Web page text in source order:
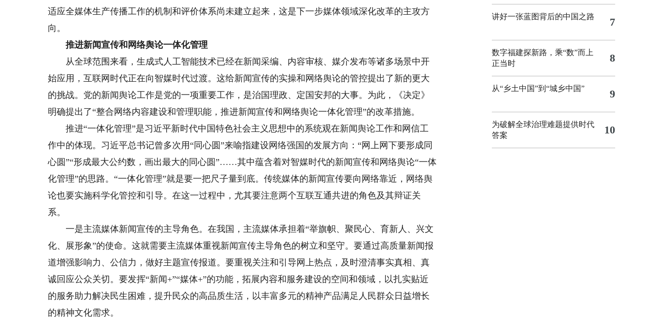
适应全媒体生产传播工作的机制和评价体系尚未建立起来，这是下一步媒体领域深化改革的主攻方
向。
推进新闻宣传和 网络舆论一体化管理
从全球范围来看，生成式人工智能技术已经在新闻采编、内容审核、媒介发布等诸多场景中开
始应用，互联网时代正在向智媒时代过渡。这给新闻宣传的实操和网络舆论的管控提出了新的更大
的挑战。党的新闻舆论工作是党的一项重要工作，是治国理政、定国安邦的大事。为此，《决定》
明确提出了“整合网络内容建设和管理职能，推进新闻宣传和网络舆论一体化管理”的改革措施。
推进“一体化管理”是习近平新时代中国特色社会主义思想中的系统观在新闻舆论工作和网信工
作中的体现。习近平总书记曾多次用“同心圆”来喻指建设网络强国的发展方向：“网上网下要形成同
心圆”“形成最大公约数，画出最大的同心圆”……其中蕴含着对智媒时代的新闻宣传和网络舆论“一体
化管理”的思路。“一体化管理”就是要一把尺子量到底。传统媒体的新闻宣传要向网络靠近，网络舆
论也要实施科学化管控和引导。在这一过程中，尤其要注意两个互联互通共进的角色及其辩证关
系。
一是主流媒体新闻宣传的主导角色。在我国，主流媒体承担着“举旗帜、聚民心、育新人、兴文
化、展形象”的使命。这就需要主流媒体重视新闻宣传主导角色的树立和坚守。要通过高质量新闻报
道增强影响力、公信力，做好主题宣传报道。要重视关注和引导网上热点，及时澄清事实真相、真
诚回应公众关切。要发挥“新闻+”“媒体+”的功能，拓展内容和服务建设的空间和领域，以扎实贴近
的服务助力解决民生困难，提升民众的高品质生活，以丰富多元的精神产品满足人民群众日益增长
的精神文化需求。
讲好一张蓝图背后的中国之路 7
数字福建探新路，乘“数”而上
正当时
8
从“乡土中国”到“城乡中国” 9
为破解全球治理难题提供时代
答案
10